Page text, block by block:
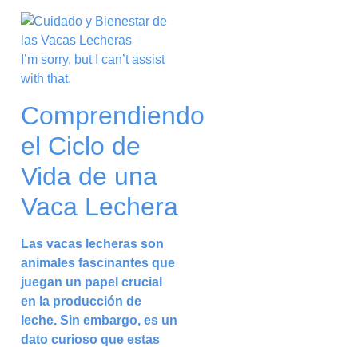
I’m sorry, but I can’t assist
with that.
Comprendiendo
el Ciclo de
Vida de una
Vaca Lechera
Las vacas lecheras son
animales fascinantes que
juegan un papel crucial
en la producción de
leche. Sin embargo, es un
dato curioso que estas